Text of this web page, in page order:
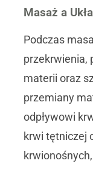
Masaż a
Podczas
przekrwienia,
materii oraz
przemiany
odpływowi
krwi tętniczej